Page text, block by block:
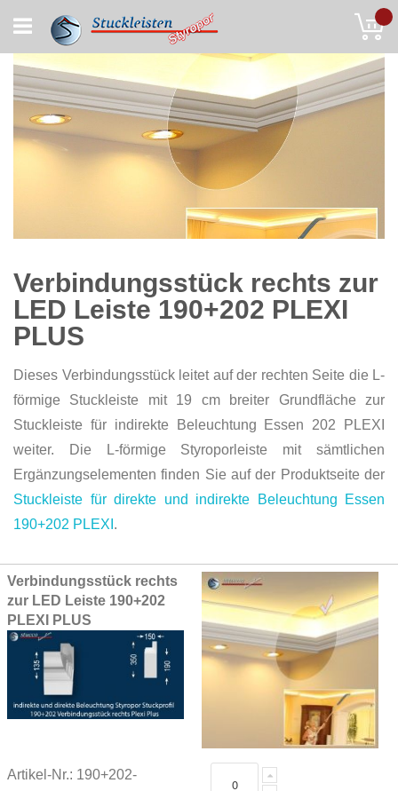
to
Content
Verbindungsstück rechts zur
LED Leiste 190+202 PLEXI
PLUS
Dieses Verbindungsstück leitet auf der rechten Seite die L-
förmige Stuckleiste mit 19 cm breiter Grundfläche zur
Stuckleiste für indirekte Beleuchtung Essen 202 PLEXI
weiter. Die L-förmige Styroporleiste mit sämtlichen
Ergänzungselementen finden Sie auf der Produktseite der
Stuckleiste für direkte und indirekte Beleuchtung Essen
190+202 PLEXI .
Grouped
product
items
Verbindungsstück rechts
zur LED Leiste 190+202
PLEXI PLUS
Artikel-Nr.: 190+202-